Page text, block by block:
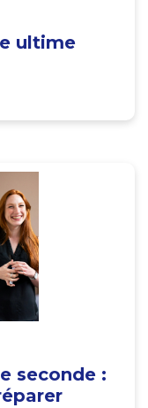
ultime
seconde :